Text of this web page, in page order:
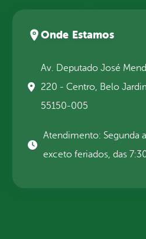
Onde Estamos
Av. Deputado José
220 - Centro, Belo
55150-005
Atendimento: Segunda
exceto feriados, das